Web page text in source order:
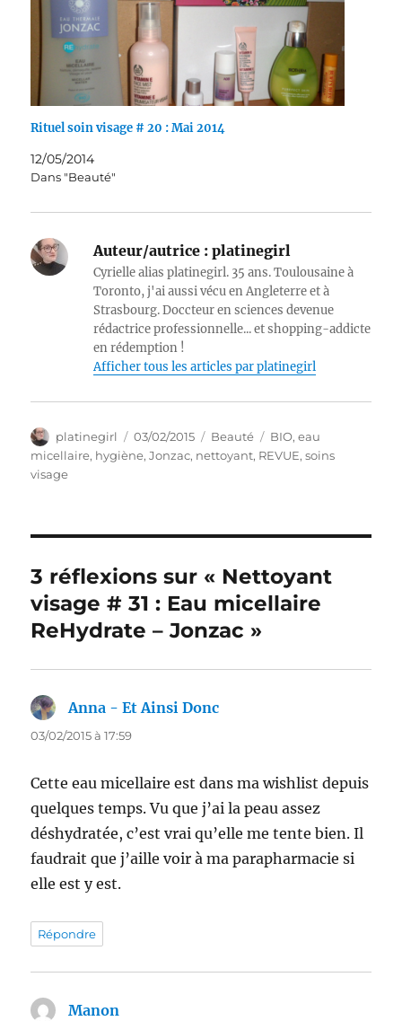
Rituel soin visage # 20 : Mai 2014
12/05/2014
Dans "Beauté"
Auteur/autrice : platinegirl
Cyrielle alias platinegirl. 35 ans. Toulousaine à
Toronto, j'ai aussi vécu en Angleterre et à
Strasbourg. Doccteur en sciences devenue
rédactrice professionnelle... et shopping-addicte
en rédemption !
Afficher tous les articles par platinegirl
Auteur
platinegirl
Publié
le
03/02/2015 Catégories
Beauté Étiquettes
BIO,eau
micellaire, hygiène,Jonzac, nettoyant, REVUE,soins
visage
3 réflexions sur « Nettoyant
visage # 31 : Eau micellaire
ReHydrate – Jonzac »
Anna - Et Ainsi Donc
03/02/2015 à 17:59
Cette eau micellaire est dans ma wishlist depuis
quelques temps. Vu que j’ai la peau assez
déshydratée, c’est vrai qu’elle me tente bien. Il
faudrait que j’aille voir à ma parapharmacie si
elle est y est.
Répondre
Manon